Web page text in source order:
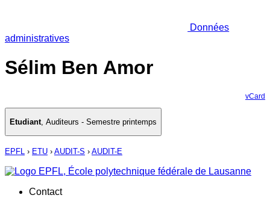
Données
administratives
Sélim Ben Amor
vCard
Etudiant, Auditeurs - Semestre printemps
EPFL › ETU › AUDIT-S › AUDIT-E
Contact